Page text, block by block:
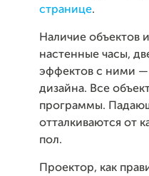
странице.
Наличие объектов
настенные часы,
эффектов с ними —
дизайна. Все
программы.
отталкиваются от
пол.
Проектор, как